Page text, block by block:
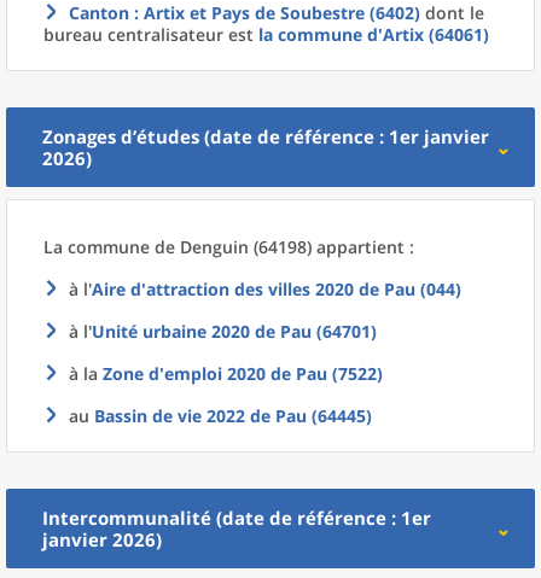
Canton : Artix et Pays de Soubestre (6402) dont le
bureau centralisateur est la commune d'Artix (64061)
Zonages d’études (date de référence : 1er janvier
2026)
La commune de Denguin (64198) appartient :
à l'Aire d'attraction des villes 2020 de Pau (044)
à l'Unité urbaine 2020 de Pau (64701)
à la Zone d'emploi 2020 de Pau (7522)
au Bassin de vie 2022 de Pau (64445)
Intercommunalité (date de référence : 1er
janvier 2026)